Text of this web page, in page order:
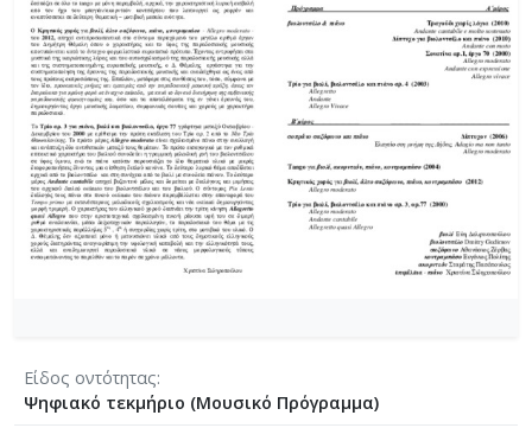
Είδος οντότητας
Ψηφιακό τεκμήριο (Μουσικό Πρόγραμμα)